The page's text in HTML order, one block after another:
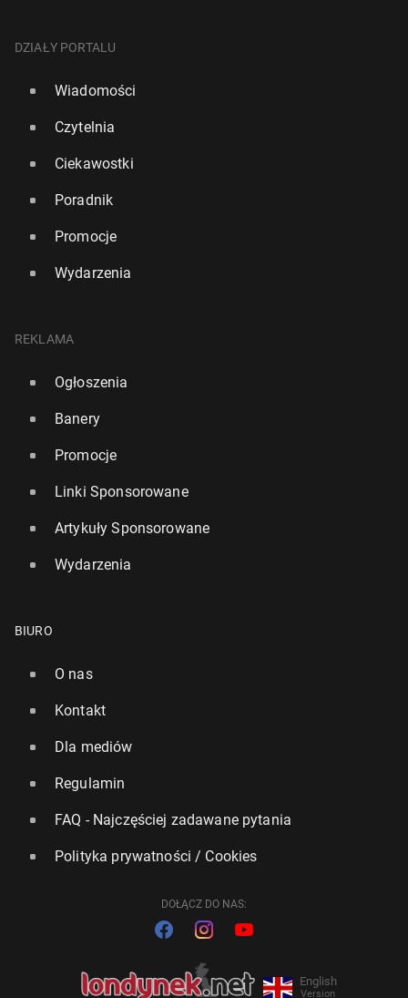
DZIAŁY PORTALU
Wiadomości
Czytelnia
Ciekawostki
Poradnik
Promocje
Wydarzenia
REKLAMA
Ogłoszenia
Banery
Promocje
Linki Sponsorowane
Artykuły Sponsorowane
Wydarzenia
BIURO
O nas
Kontakt
Dla mediów
Regulamin
FAQ - Najczęściej zadawane pytania
Polityka prywatności / Cookies
DOŁĄCZ DO NAS:
English
Version